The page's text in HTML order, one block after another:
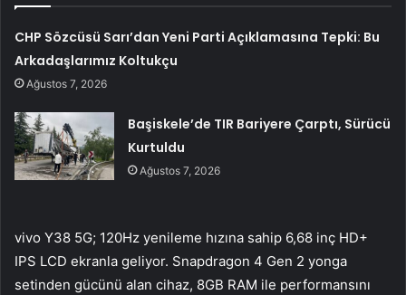
CHP Sözcüsü Sarı’dan Yeni Parti Açıklamasına Tepki: Bu
Arkadaşlarımız Koltukçu
Ağustos 7, 2026
Başiskele’de TIR Bariyere Çarptı, Sürücü
Kurtuldu
Ağustos 7, 2026
vivo Y38 5G; 120Hz yenileme hızına sahip 6,68 inç HD+
IPS LCD ekranla geliyor. Snapdragon 4 Gen 2 yonga
setinden gücünü alan cihaz, 8GB RAM ile performansını